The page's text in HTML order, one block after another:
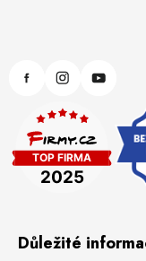
Důležité